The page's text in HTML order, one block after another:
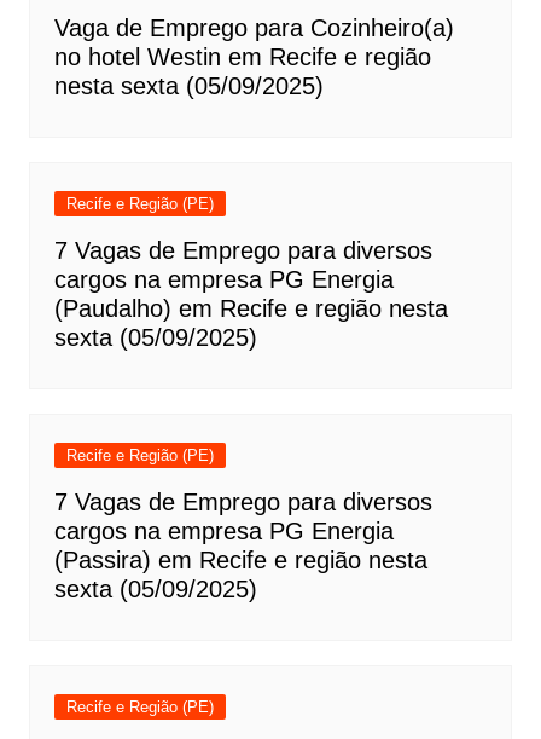
Vaga de Emprego para Cozinheiro(a)
no hotel Westin em Recife e região
nesta sexta (05/09/2025)
Recife e Região (PE)
7 Vagas de Emprego para diversos
cargos na empresa PG Energia
(Paudalho) em Recife e região nesta
sexta (05/09/2025)
Recife e Região (PE)
7 Vagas de Emprego para diversos
cargos na empresa PG Energia
(Passira) em Recife e região nesta
sexta (05/09/2025)
Recife e Região (PE)